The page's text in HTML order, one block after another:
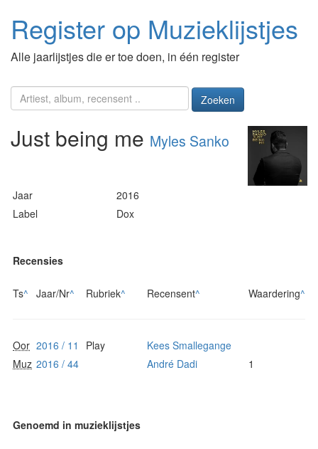
Register op Muzieklijstjes
Alle jaarlijstjes die er toe doen, in één register
Zoeken
Just being me Myles Sanko
Jaar
2016
Label
Dox
Recensies
Ts^ Jaar/Nr^ Rubriek^ Recensent^ Waardering^
Oor 2016 / 11 Play
Kees Smallegange
Muz 2016 / 44 André Dadi 1
Genoemd in muzieklijstjes